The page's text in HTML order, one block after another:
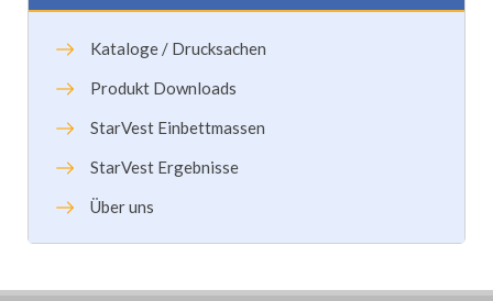
Kataloge / Drucksachen
Produkt Downloads
StarVest Einbettmassen
StarVest Ergebnisse
Über uns